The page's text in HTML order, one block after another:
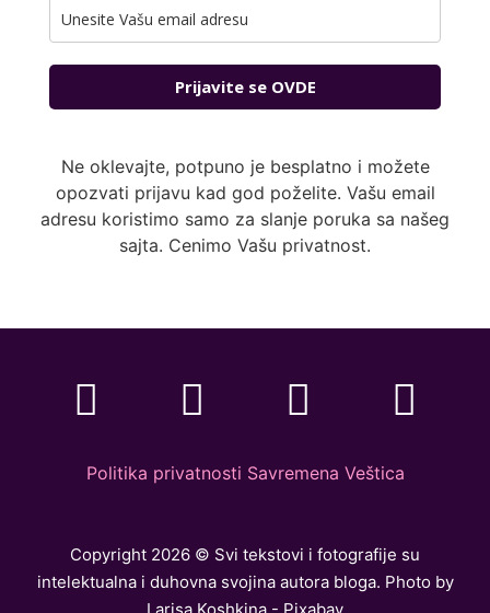
Prijavite se OVDE
Ne oklevajte, potpuno je besplatno i možete
opozvati prijavu kad god poželite. Vašu email
adresu koristimo samo za slanje poruka sa našeg
sajta. Cenimo Vašu privatnost.
Politika privatnosti Savremena Veštica
Copyright 2026 © Svi tekstovi i fotografije su
intelektualna i duhovna svojina autora bloga. Photo by